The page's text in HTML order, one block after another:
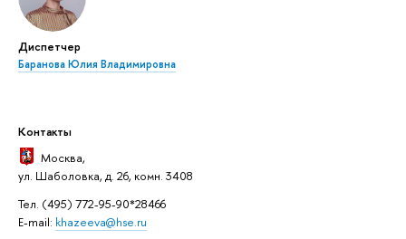
Диспетчер
Баранова Юлия Владимировна
Контакты
Москва,
ул. Шаболовка, д. 26, комн. 3408
Тел. (495) 772-95-90*28466
E-mail: khazeeva@hse.ru